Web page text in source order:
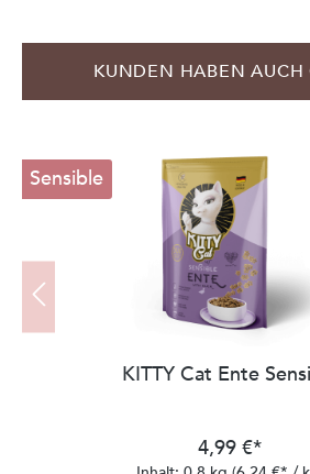
KUNDEN HABEN AUCH
Sensible
KITTY Cat Ente
4,99 €*